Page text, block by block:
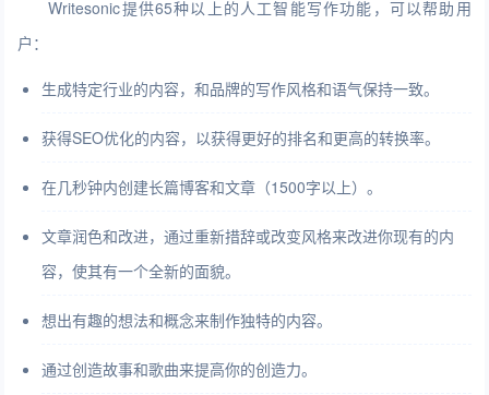
Writesonic提供65种以上的人工智能写作功能，可以帮助用
户：
生成特定行业的内容，和品牌的写作风格和语气保持一致。
获得SEO优化的内容，以获得更好的排名和更高的转换率。
在几秒钟内创建长篇博客和文章（1500字以上）。
文章润色和改进，通过重新措辞或改变风格来改进你现有的内
容，使其有一个全新的面貌。
想出有趣的想法和概念来制作独特的内容。
通过创造故事和歌曲来提高你的创造力。